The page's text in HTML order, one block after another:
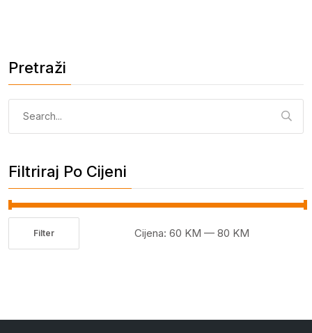
Pretraži
Filtriraj Po Cijeni
Filter Cijena: 60 KM — 80 KM